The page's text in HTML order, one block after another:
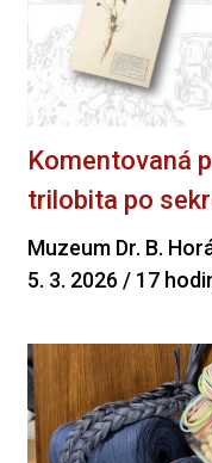
Komentovaná
trilobita po
Muzeum Dr. B.
5. 3. 2026 / 17